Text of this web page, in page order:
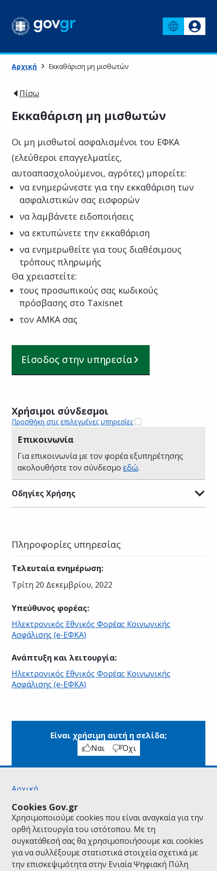
Cookies Gov.gr
Χρησιμοποιούμε cookies που είναι αναγκαία για την
ορθή λειτουργία του ιστότοπου. Με τη
συγκατάθεσή σας θα χρησιμοποιήσουμε και cookies
για να συλλέξουμε στατιστικά στοιχεία σχετικά με
την επισκεψιμότητα στην Ενιαία Ψηφιακή Πύλη
Αρχική Εκκαθάριση μη μισθωτών
Πίσω
Εκκαθάριση μη μισθωτών
Οι μη μισθωτοί ασφαλισμένοι του ΕΦΚΑ
(ελεύθεροι επαγγελματίες,
αυτοαπασχολούμενοι, αγρότες) μπορείτε:
να ενημερώνεστε για την εκκαθάριση των
ασφαλιστικών σας εισφορών
να λαμβάνετε ειδοποιήσεις
να εκτυπώνετε την εκκαθάριση
να ενημερωθείτε για τους διαθέσιμους
τρόπους πληρωμής
Θα χρειαστείτε:
τους προσωπικούς σας κωδικούς
πρόσβασης στο Taxisnet
τον ΑΜΚΑ σας
Είσοδος στην υπηρεσία
Χρήσιμοι σύνδεσμοι
Προσθήκη στις επιλεγμένες υπηρεσίες
Επικοινωνία
Για επικοινωνία με τον φορέα εξυπηρέτησης
ακολουθήστε τον σύνδεσμο εδώ.
Οδηγίες Χρήσης
Πληροφορίες υπηρεσίας
Τελευταία ενημέρωση:
Τρίτη 20 Δεκεμβρίου, 2022
Υπεύθυνος φορέας:
Ηλεκτρονικός Εθνικός Φορέας Κοινωνικής
Ασφάλισης (e-ΕΦΚΑ)
Ανάπτυξη και λειτουργία:
Ηλεκτρονικός Εθνικός Φορέας Κοινωνικής
Ασφάλισης (e-ΕΦΚΑ)
Είναι χρήσιμη αυτή η σελίδα;
Ναι
Όχι
Αρχική
Όροι Χρήσης
Πολιτική Απορρήτου
Δήλωση προσβασιμότητας
Πολιτική cookies
Προτάσεις για το gov.gr